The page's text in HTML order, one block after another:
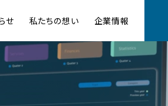
せ 私たちの想い 企業情報